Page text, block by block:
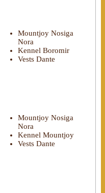
Mountjoy Nosiga
Nora
Kennel Boromir
Vests Dante
Mountjoy Nosiga
Nora
Kennel Mountjoy
Vests Dante